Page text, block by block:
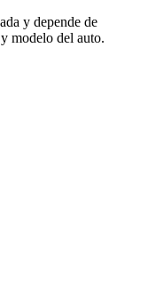
y depende de
modelo del auto.